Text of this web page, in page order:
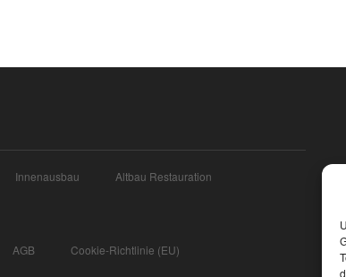
Innenausbau Altbau Restauration
AGB Cookie-Richtlinie (EU)